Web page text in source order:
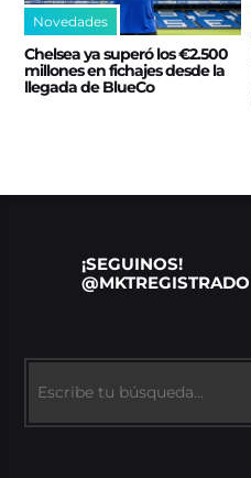
Novedades
Chelsea ya superó los €2.500
millones en fichajes desde la
llegada de BlueCo
¡SEGUINOS!
@MKTREGISTRADO